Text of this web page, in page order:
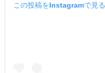
この投稿をInstagramで見る